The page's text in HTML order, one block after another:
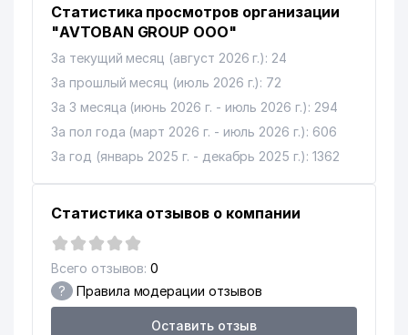
Статистика просмотров организации
"AVTOBAN GROUP ООО"
За текущий месяц (август 2026 г.): 24
За прошлый месяц (июль 2026 г.): 72
За 3 месяца (июнь 2026 г. - июль 2026 г.): 294
За пол года (март 2026 г. - июль 2026 г.): 606
За год (январь 2025 г. - декабрь 2025 г.): 1362
Статистика отзывов о компании
Всего отзывов: 0
? Правила модерации отзывов
Оставить отзыв